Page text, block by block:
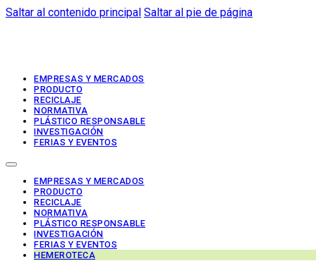
Saltar al contenido principal Saltar al pie de página
EMPRESAS Y MERCADOS
PRODUCTO
RECICLAJE
NORMATIVA
PLÁSTICO RESPONSABLE
INVESTIGACIÓN
FERIAS Y EVENTOS
EMPRESAS Y MERCADOS
PRODUCTO
RECICLAJE
NORMATIVA
PLÁSTICO RESPONSABLE
INVESTIGACIÓN
FERIAS Y EVENTOS
HEMEROTECA